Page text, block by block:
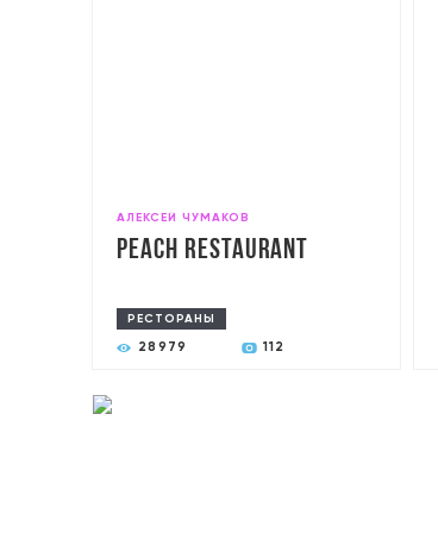
АЛЕКСЕЙ ЧУМАКОВ
Peach Restaurant
РЕСТОРАНЫ
28979 112